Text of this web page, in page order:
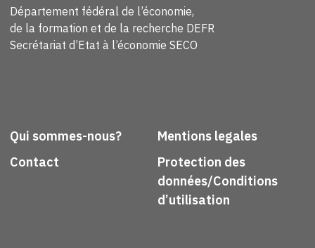
Département fédéral de l’économie,
de la formation et de la recherche DEFR
Secrétariat d’Etat à l’économie SECO
Qui sommes-nous?
Contact
Mentions legales
Protection des
données/Conditions
d’utilisation